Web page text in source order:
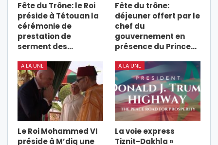
Fête du Trône: le Roi
préside à Tétouan la
cérémonie de
prestation de
serment des…
Fête du trône:
déjeuner offert par le
chef du
gouvernement en
présence du Prince…
A LA UNE
Le Roi Mohammed VI
préside à M’diq une
A LA UNE
La voie express
Tiznit-Dakhla »